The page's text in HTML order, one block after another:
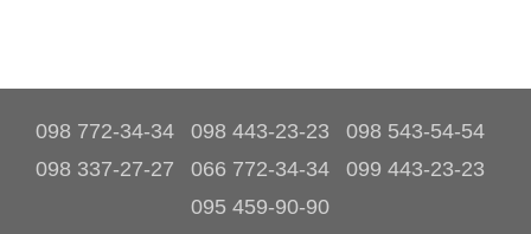
098 772-34-34 098 443-23-23
098 543-54-54
098 337-27-27
066 772-34-34
099 443-23-23
095 459-90-90